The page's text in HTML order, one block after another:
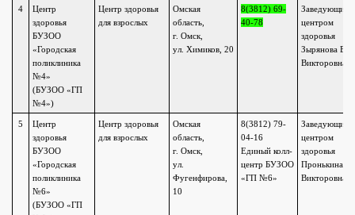
4
Центр
здоровья
БУЗОО
«Городская
поликлиника
№4»
(БУЗОО «ГП
№4»)
Центр здоровья
для взрослых
Омская
область,
г. Омск,
ул. Химиков, 20
8(3812) 69-
40-78
Заведующий
центром
здоровья
Зырянова
Викторовна
5
Центр
здоровья
БУЗОО
«Городская
поликлиника
№6»
(БУЗОО «ГП
Центр здоровья
для взрослых
Омская
область,
г. Омск,
ул.
Фугенфирова,
10
8(3812) 79-
04-16
Единый колл-
центр БУЗОО
«ГП №6»
Заведующий
центром
здоровья
Пронькина
Викторовна